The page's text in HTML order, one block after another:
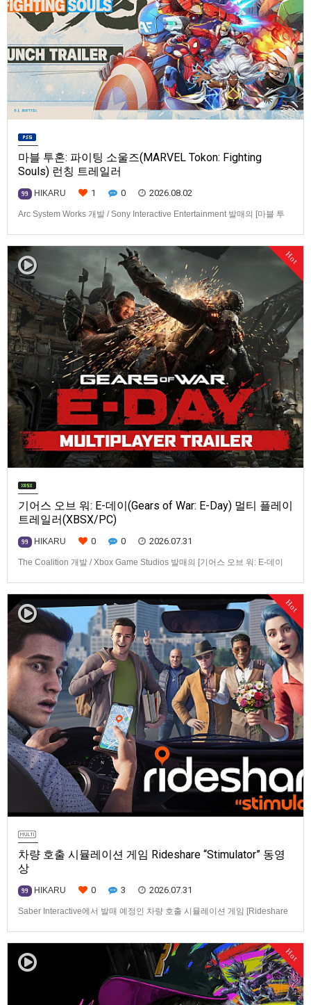
마블 투혼: 파이팅 소울즈(MARVEL Tokon: Fighting
Souls) 런칭 트레일러
99 HIKARU 1 0 2026.08.02
Arc System Works 개발 / Sony Interactive Entertainment 발매의 [마블 투
로 예정.
Hot
기어스 오브 워: E-데이(Gears of War: E-Day) 멀티 플레이
트레일러(XBSX/PC)
99 HIKARU 0 0 2026.07.31
The Coalition 개발 / Xbox Game Studios 발매의 [기어스 오브 워: E-데이
Hot
차량 호출 시뮬레이션 게임 Rideshare “Stimulator” 동영
상
99 HIKARU 0 3 2026.07.31
Saber Interactive에서 발매 예정인 차량 호출 시뮬레이션 게임 [Rideshare
을 운영하는 드라이버가 되어라'Rideshare "Stimulat…
Hot